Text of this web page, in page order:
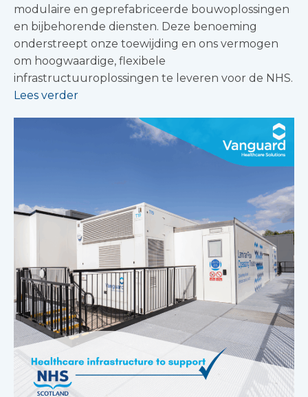
modulaire en geprefabriceerde bouwoplossingen
en bijbehorende diensten. Deze benoeming
onderstreept onze toewijding en ons vermogen
om hoogwaardige, flexibele
infrastructuuroplossingen te leveren voor de NHS.
Lees verder